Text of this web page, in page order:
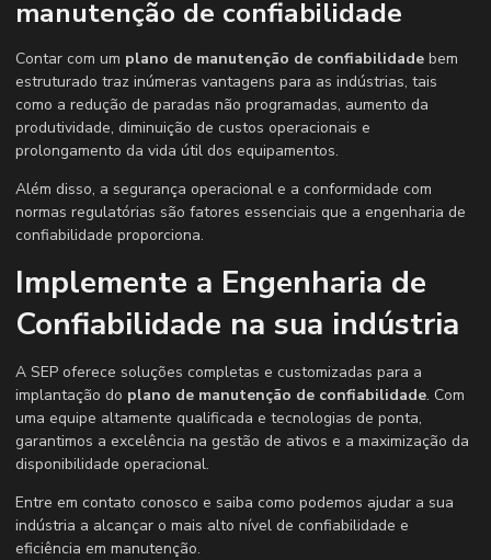
manutenção de confiabilidade
Contar com um plano de manutenção de confiabilidade bem
estruturado traz inúmeras vantagens para as indústrias, tais
como a redução de paradas não programadas, aumento da
produtividade, diminuição de custos operacionais e
prolongamento da vida útil dos equipamentos.
Além disso, a segurança operacional e a conformidade com
normas regulatórias são fatores essenciais que a engenharia de
confiabilidade proporciona.
Implemente a Engenharia de
Confiabilidade na sua indústria
A SEP oferece soluções completas e customizadas para a
implantação do plano de manutenção de confiabilidade. Com
uma equipe altamente qualificada e tecnologias de ponta,
garantimos a excelência na gestão de ativos e a maximização da
disponibilidade operacional.
Entre em contato conosco e saiba como podemos ajudar a sua
indústria a alcançar o mais alto nível de confiabilidade e
eficiência em manutenção.